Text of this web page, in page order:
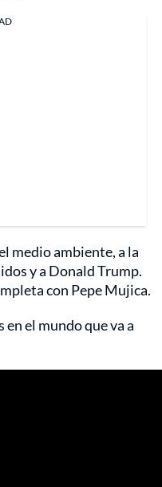
medio ambiente, a la
y a Donald Trump.
con Pepe Mujica.
el mundo que va a